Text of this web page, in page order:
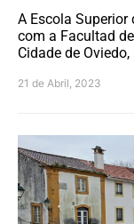
A Escola Superior
com a Facultad
Cidade de
21 de Abril, 2023